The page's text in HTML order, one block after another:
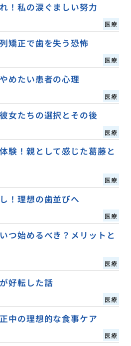
！私の涙ぐましい努力
医療
矯正で歯を失う恐怖
医療
めたい患者の心理
医療
女たちの選択とその後
医療
験！親として感じた葛藤と
医療
！理想の歯並びへ
医療
つ始めるべき？メリットと
医療
好転した話
医療
中の理想的な食事ケア
医療